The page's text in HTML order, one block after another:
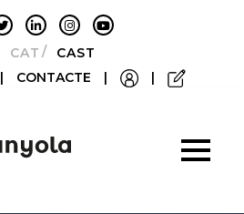
CATALÀCASTELLANO
| CONTACTE | |